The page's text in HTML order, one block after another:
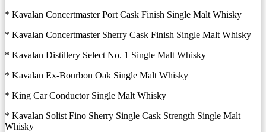
* Kavalan Concertmaster Port Cask Finish Single Malt Whisky
* Kavalan Concertmaster Sherry Cask Finish Single Malt Whisky
* Kavalan Distillery Select No. 1 Single Malt Whisky
* Kavalan Ex-Bourbon Oak Single Malt Whisky
* King Car Conductor Single Malt Whisky
* Kavalan Solist Fino Sherry Single Cask Strength Single Malt
Whisky